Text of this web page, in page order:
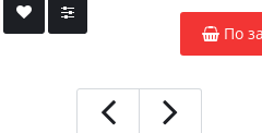
По